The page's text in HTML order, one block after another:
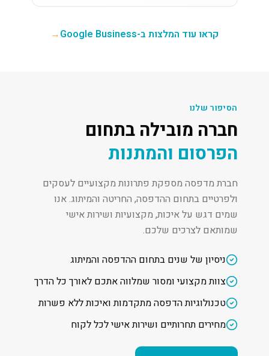
קראו עוד המלצות ב-Google Business →
הסיפור שלנו
חברה מובילה בתחום
הפרסום והמתנות
חברת מדפסה מספקת פתרונות מקצועיים לעסקים
ולפרטיים בתחום ההדפסה, החריטה והמיתוג. אנו
שמים דגש על איכות, מקצועיות ושירות אישי
שמותאם לצרכים שלכם.
ניסיון של שנים בתחום ההדפסה והמיתוג
צוות מקצועי ומסור שמלווה אתכם לאורך כל הדרך
טכנולוגיות הדפסה מתקדמות ואיכות ללא פשרות
מחירים תחרותיים ושירות אישי לכל לקוח